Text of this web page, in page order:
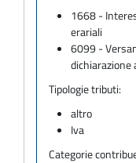
1668 -
erariali
6099 -
dichiarazione
Tipologie tributi:
altro
Iva
Categorie